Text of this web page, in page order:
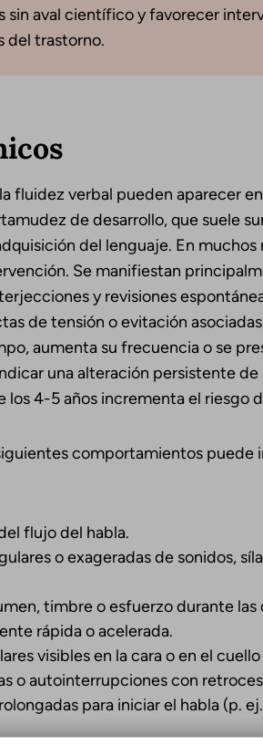
aval científico y favorecer
del trastorno.
fluidez verbal pueden aparecer
de desarrollo, que suele
del lenguaje. En
Se manifiestan
y revisiones
de tensión o evitación
aumenta su frecuencia o se
una alteración persistente
los 4-5 años incrementa el riesgo
comportamientos
flujo del habla.
o exageradas de sonidos,
timbre o esfuerzo durante las
rápida o acelerada.
visibles en la cara o en el
o autointerrupciones con
para iniciar el habla (p.